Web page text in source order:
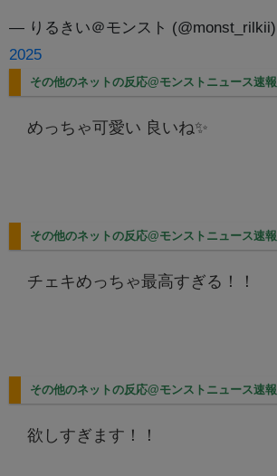
— りるきい＠モンスト (@monst_rilkii)
2025
その他のネットの反応@モンストニュース速報
めっちゃ可愛い 良いね✨
その他のネットの反応@モンストニュース速報
チェキめっちゃ最高すぎる！！
その他のネットの反応@モンストニュース速報
欲しすぎます！！